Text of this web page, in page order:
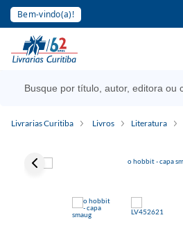
Bem-vindo(a)!
Livrarias Curitiba Livros Literatura